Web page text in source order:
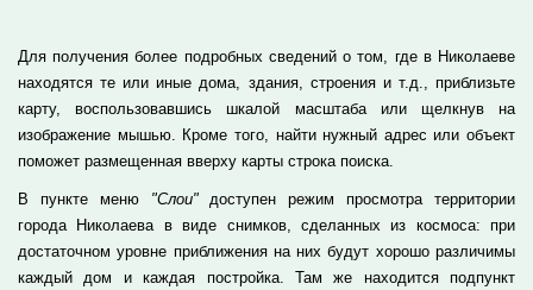
Для получения более подробных сведений о том, где в Николаеве
находятся те или иные дома, здания, строения и т.д., приблизьте
карту, воспользовавшись шкалой масштаба или щелкнув на
изображение мышью. Кроме того, найти нужный адрес или объект
поможет размещенная вверху карты строка поиска.
В пункте меню "Слои"доступен режим просмотра территории
города Николаева в виде снимков, сделанных из космоса: при
достаточном уровне приближения на них будут хорошо различимы
каждый дом и каждая постройка. Там же находится подпункт